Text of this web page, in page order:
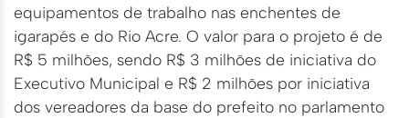
equipamentos de trabalho nas enchentes de
igarapés e do Rio Acre. O valor para o projeto é de
R$ 5 milhões, sendo R$ 3 milhões de iniciativa do
Executivo Municipal e R$ 2 milhões por iniciativa
dos vereadores da base do prefeito no parlamento